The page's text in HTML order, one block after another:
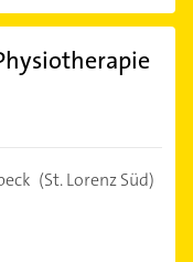
(St. Lorenz Süd)